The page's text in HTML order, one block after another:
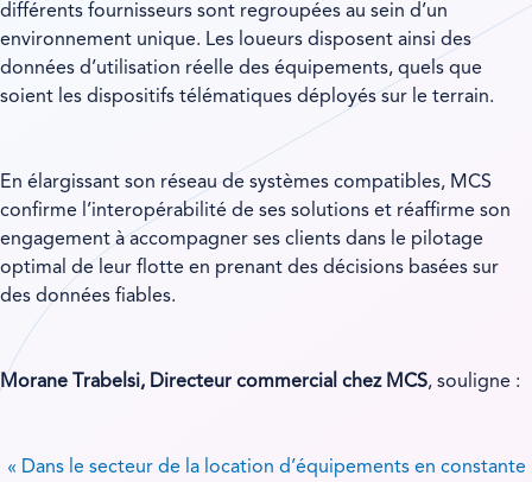
différents fournisseurs sont regroupées au sein d’un
environnement unique. Les loueurs disposent ainsi des
données d’utilisation réelle des équipements, quels que
soient les dispositifs télématiques déployés sur le terrain.
En élargissant son réseau de systèmes compatibles, MCS
confirme l’interopérabilité de ses solutions et réaffirme son
engagement à accompagner ses clients dans le pilotage
optimal de leur flotte en prenant des décisions basées sur
des données fiables.
Morane Trabelsi, Directeur commercial chez MCS, souligne :
« Dans le secteur de la location d’équipements en constante